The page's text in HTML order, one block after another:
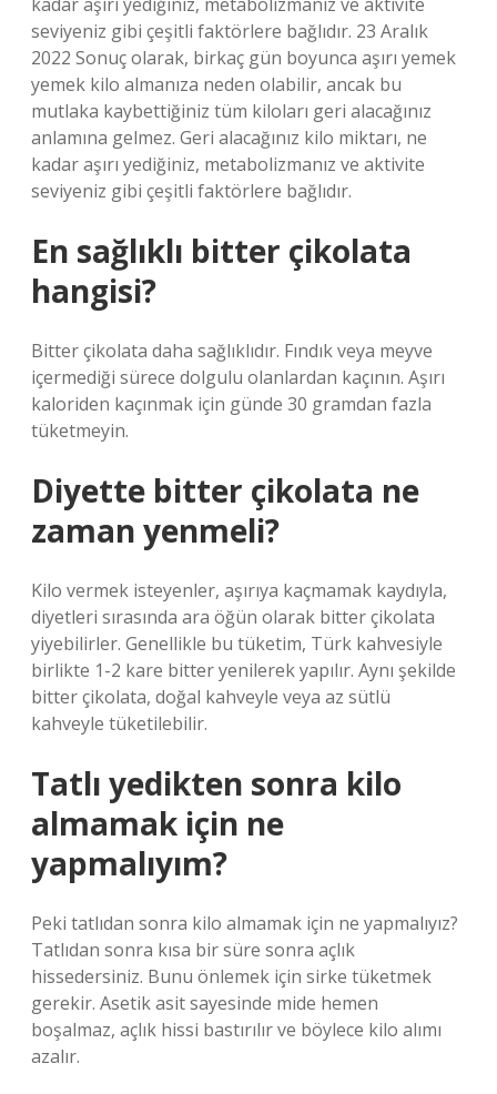
seviyeniz gibi çeşitli faktörlere bağlıdır. 23 Aralık
2022 Sonuç olarak, birkaç gün boyunca aşırı yemek
yemek kilo almanıza neden olabilir, ancak bu
mutlaka kaybettiğiniz tüm kiloları geri alacağınız
anlamına gelmez. Geri alacağınız kilo miktarı, ne
kadar aşırı yediğiniz, metabolizmanız ve aktivite
seviyeniz gibi çeşitli faktörlere bağlıdır.
En sağlıklı bitter çikolata
hangisi?
Bitter çikolata daha sağlıklıdır. Fındık veya meyve
içermediği sürece dolgulu olanlardan kaçının. Aşırı
kaloriden kaçınmak için günde 30 gramdan fazla
tüketmeyin.
Diyette bitter çikolata ne
zaman yenmeli?
Kilo vermek isteyenler, aşırıya kaçmamak kaydıyla,
diyetleri sırasında ara öğün olarak bitter çikolata
yiyebilirler. Genellikle bu tüketim, Türk kahvesiyle
birlikte 1-2 kare bitter yenilerek yapılır. Aynı şekilde
bitter çikolata, doğal kahveyle veya az sütlü
kahveyle tüketilebilir.
Tatlı yedikten sonra kilo
almamak için ne
yapmalıyım?
Peki tatlıdan sonra kilo almamak için ne yapmalıyız?
Tatlıdan sonra kısa bir süre sonra açlık
hissedersiniz. Bunu önlemek için sirke tüketmek
gerekir. Asetik asit sayesinde mide hemen
boşalmaz, açlık hissi bastırılır ve böylece kilo alımı
azalır.